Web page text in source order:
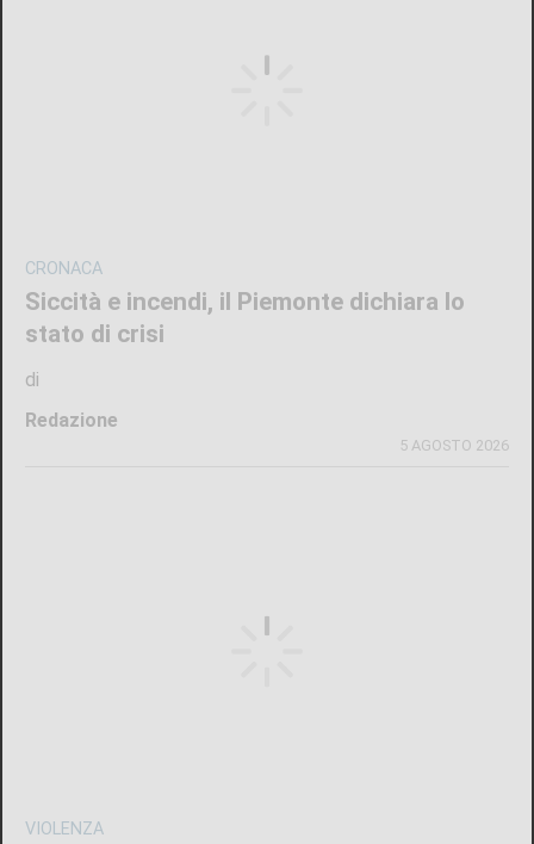
CRONACA
Siccità e incendi, il Piemonte dichiara lo
stato di crisi
di
Redazione
5 AGOSTO 2026
VIOLENZA